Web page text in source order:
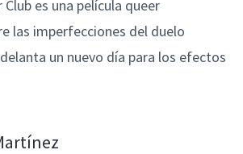
Club es una película queer
las imperfecciones del duelo
un nuevo día para los efectos